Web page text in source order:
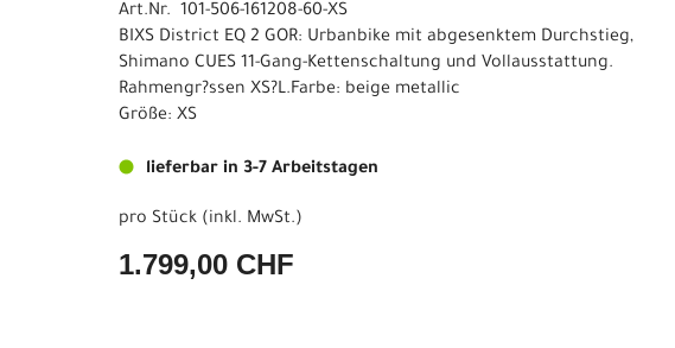
Art.Nr. 101-506-161208-60-XS
BIXS District EQ 2 GOR: Urbanbike mit abgesenktem Durchstieg,
Shimano CUES 11-Gang-Kettenschaltung und Vollausstattung.
Rahmengr?ssen XS?L.Farbe: beige metallic
Größe: XS
lieferbar in 3-7 Arbeitstagen
pro Stück (inkl. MwSt.)
1.799,00 CHF